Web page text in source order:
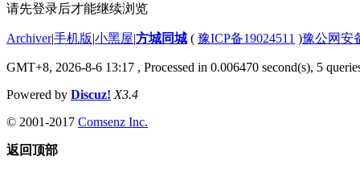
请先登录后才能继续浏览
Archiver|手机版|小黑屋|方城同城 ( 豫ICP备19024511 )豫公网安
GMT+8, 2026-8-6 13:17 , Processed in 0.006470 second(s), 5
Powered by Discuz! X3.4
© 2001-2017 Comsenz Inc.
返回顶部